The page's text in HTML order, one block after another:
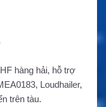
hàng hải, hỗ trợ
Loudhailer,
trên tàu.